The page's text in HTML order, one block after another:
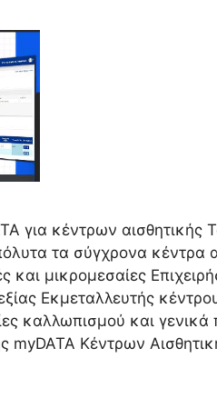
για κέντρων αισθητικής
τα σύγχρονα κέντρα
και μικρομεσαίες
Εκμεταλλευτής
καλλωπισμού και γενικά
Κέντρων